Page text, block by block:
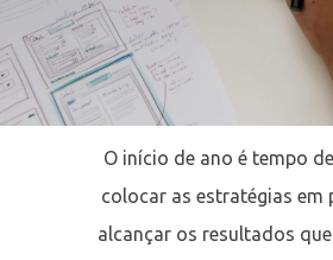
O início de ano é tempo
colocar as estratégias em
alcançar os resultados